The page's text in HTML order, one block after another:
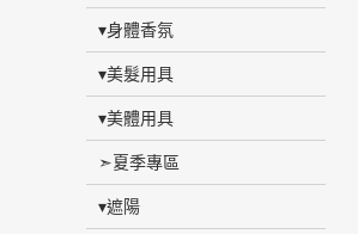
▾身體香氛
▾美髮用具
▾美體用具
➣夏季專區
▾遮陽